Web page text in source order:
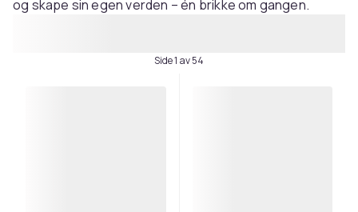
og skape sin egen verden – én brikke om gangen.
Side 1 av 54